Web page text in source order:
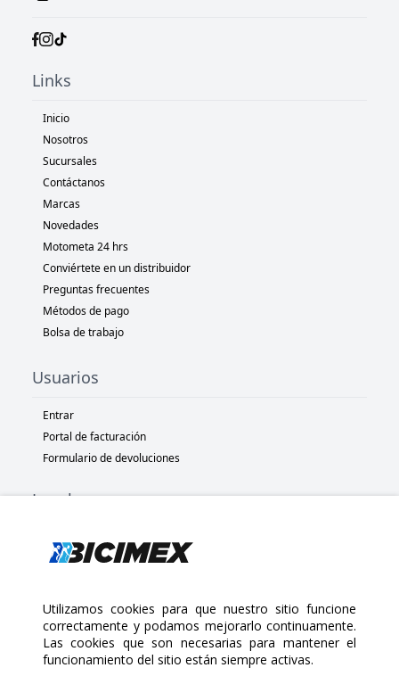
Links
Inicio
Nosotros
Sucursales
Contáctanos
Marcas
Novedades
Motometa 24 hrs
Conviértete en un distribuidor
Preguntas frecuentes
Métodos de pago
Bolsa de trabajo
Usuarios
Entrar
Portal de facturación
Formulario de devoluciones
Legal
Políticas de privacidad
Políticas de devolución
Copyright 2025 Bicimex®. All rights reserved. Today is Jueves,
Agosto 6, 2026
Utilizamos cookies para que nuestro sitio funcione
correctamente y podamos mejorarlo continuamente.
Las cookies que son necesarias para mantener el
funcionamiento del sitio están siempre activas.